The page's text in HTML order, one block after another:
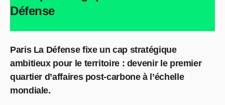
Défense
Paris La Défense fixe un cap stratégique
ambitieux pour le territoire : devenir le premier
quartier d’affaires post-carbone à l’échelle
mondiale.